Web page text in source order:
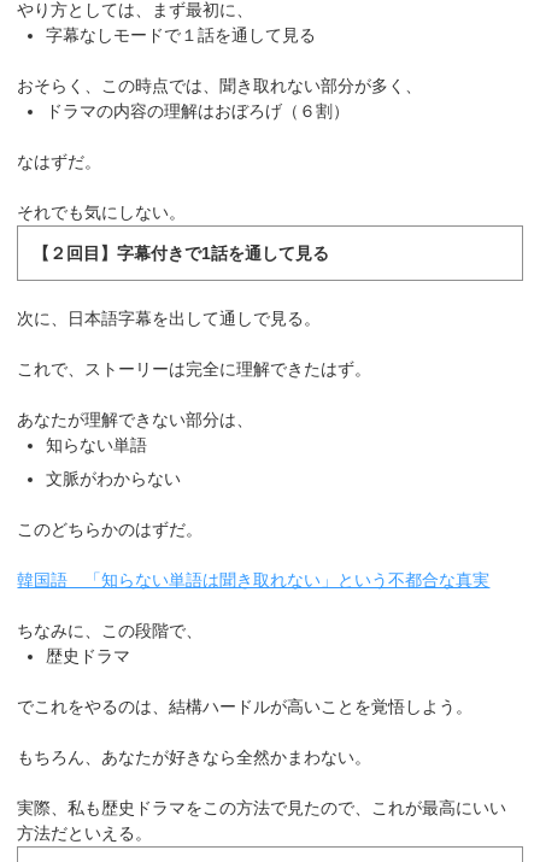
やり方としては、まず最初に、
字幕なしモードで１話を通して見る
おそらく、この時点では、聞き取れない部分が多く、
ドラマの内容の理解はおぼろげ（６割）
なはずだ。
それでも気にしない。
【２回目】字幕付きで1話を通して見る
次に、日本語字幕を出して通しで見る。
これで、ストーリーは完全に理解できたはず。
あなたが理解できない部分は、
知らない単語
文脈がわからない
このどちらかのはずだ。
韓国語 「知らない単語は聞き取れない」という不都合な真実
ちなみに、この段階で、
歴史ドラマ
でこれをやるのは、結構ハードルが高いことを覚悟しよう。
もちろん、あなたが好きなら全然かまわない。
実際、私も歴史ドラマをこの方法で見たので、これが最高にいい
方法だといえる。